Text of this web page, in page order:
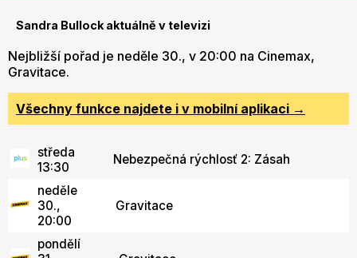
Sandra Bullock aktuálně v televizi
Nejbližší pořad je neděle 30., v 20:00 na Cinemax,
Gravitace.
Všechny funkce najdete i v mobilní aplikaci →
středa
13:30
Nebezpečná rýchlosť 2: Zásah
neděle
30.,
20:00
Gravitace
pondělí